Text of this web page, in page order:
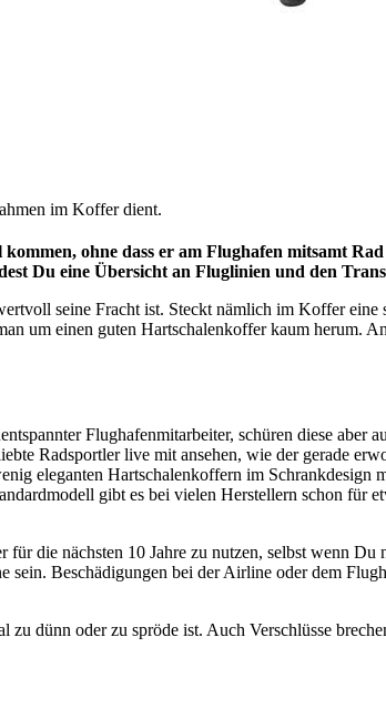
im Koffer dient.
kommen, ohne dass er am Flughafen mitsamt
Du eine Übersicht an Fluglinien und den
seine Fracht ist. Steckt nämlich im Koffer eine
um einen guten Hartschalenkoffer kaum herum.
Flughafenmitarbeiter, schüren diese aber
Radsportler live mit ansehen, wie der gerade
eleganten Hartschalenkoffern im Schrankdesign
gibt es bei vielen Herstellern schon für
die nächsten 10 Jahre zu nutzen, selbst wenn
Beschädigungen bei der Airline oder dem
dünn oder zu spröde ist. Auch Verschlüsse